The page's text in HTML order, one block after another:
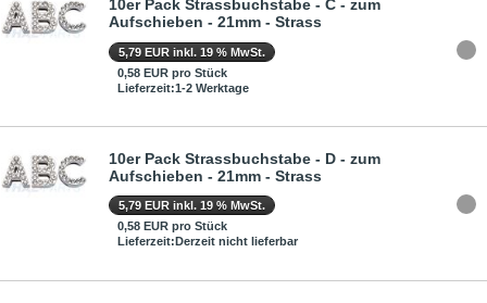
10er Pack Strassbuchstabe - C - zum
Aufschieben - 21mm - Strass
5,79 EUR inkl. 19 % MwSt.
0,58 EUR pro Stück
Lieferzeit:1-2 Werktage
10er Pack Strassbuchstabe - D - zum
Aufschieben - 21mm - Strass
5,79 EUR inkl. 19 % MwSt.
0,58 EUR pro Stück
Lieferzeit:Derzeit nicht lieferbar